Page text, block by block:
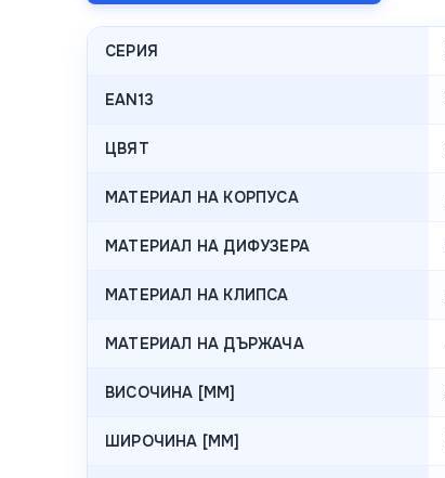
СЕРИЯ
EAN13
ЦВЯТ
МАТЕРИАЛ НА КОРПУСА
МАТЕРИАЛ НА ДИФУЗЕРА
МАТЕРИАЛ НА КЛИПСА
МАТЕРИАЛ НА ДЪРЖАЧА
ВИСОЧИНА [MM]
ШИРОЧИНА [MM]